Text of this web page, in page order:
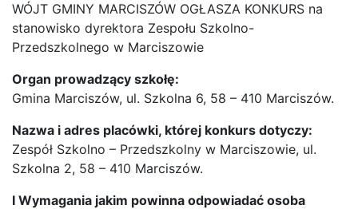
WÓJT GMINY MARCISZÓW OGŁASZA KONKURS na
stanowisko dyrektora Zespołu Szkolno-
Przedszkolnego w Marciszowie
Organ prowadzący szkołę:
Gmina Marciszów, ul. Szkolna 6, 58 – 410 Marciszów.
Nazwa i adres placówki, której konkurs dotyczy:
Zespół Szkolno – Przedszkolny w Marciszowie, ul.
Szkolna 2, 58 – 410 Marciszów.
I Wymagania jakim powinna odpowiadać osoba